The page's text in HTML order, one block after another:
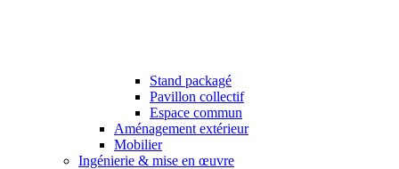
Stand packagé
Pavillon collectif
Espace commun
Aménagement extérieur
Mobilier
Ingénierie & mise en œuvre